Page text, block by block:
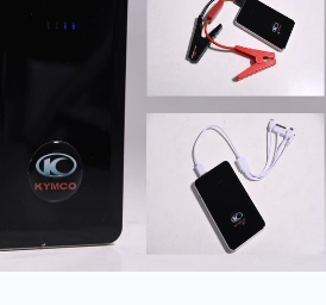
Référence 00999005 KYMCO